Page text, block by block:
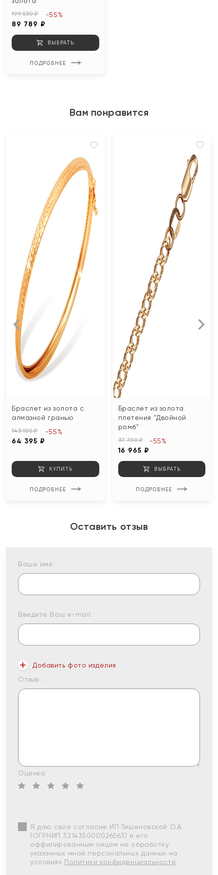
199 530 ₽
89 789 ₽
-55%
ВЫБРАТЬ
ПОДРОБНЕЕ
Вам понравится
Браслет из золота с
алмазной гранью
143 100 ₽
64 395 ₽
-55%
КУПИТЬ
ПОДРОБНЕЕ
Браслет из золота
плетения "Двойной
ромб"
37 700 ₽
16 965 ₽
-55%
ВЫБРАТЬ
ПОДРОБНЕЕ
Оставить отзыв
Ваше имя:
Введите Ваш e-mail:
Добавить фото изделия
Отзыв:
Оценка:
Я даю свое согласие ИП Тишеновской О.А.
(ОГРНИП 321435000026563) и его
аффилированным лицам на обработку
указанных мной персональных данных на
условиях Политики конфиденциальности